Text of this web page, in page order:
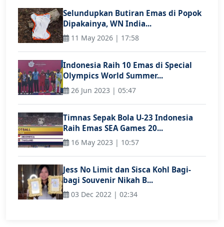
Selundupkan Butiran Emas di Popok
Dipakainya, WN India...
11 May 2026 | 17:58
Indonesia Raih 10 Emas di Special
Olympics World Summer...
26 Jun 2023 | 05:47
Timnas Sepak Bola U-23 Indonesia
Raih Emas SEA Games 20...
16 May 2023 | 10:57
Jess No Limit dan Sisca Kohl Bagi-
bagi Souvenir Nikah B...
03 Dec 2022 | 02:34